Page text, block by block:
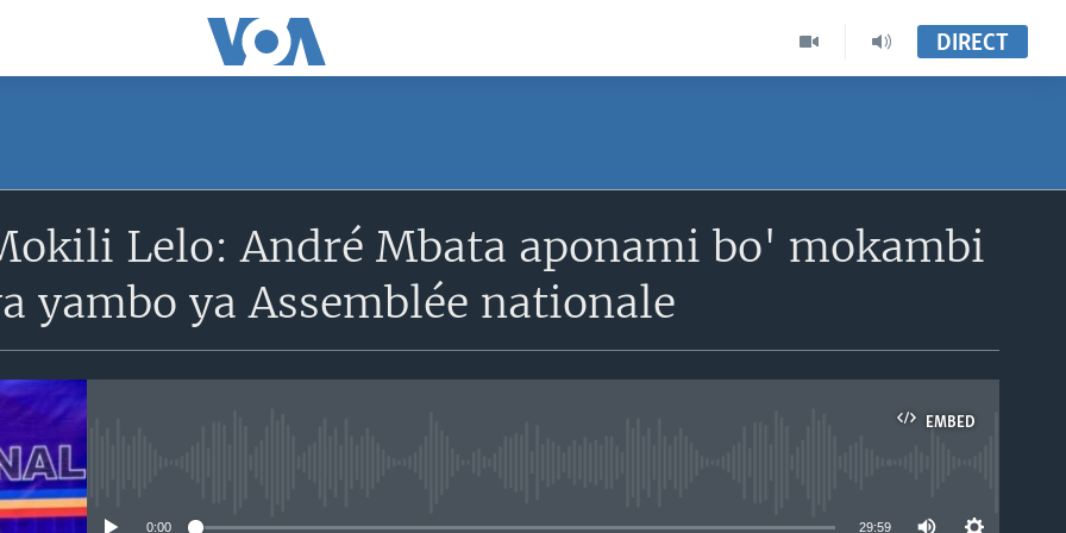
DIRECT
Lelo: André Mbata aponami bo' mokambi
yambo ya Assemblée nationale
EMBED
0:00 29:59